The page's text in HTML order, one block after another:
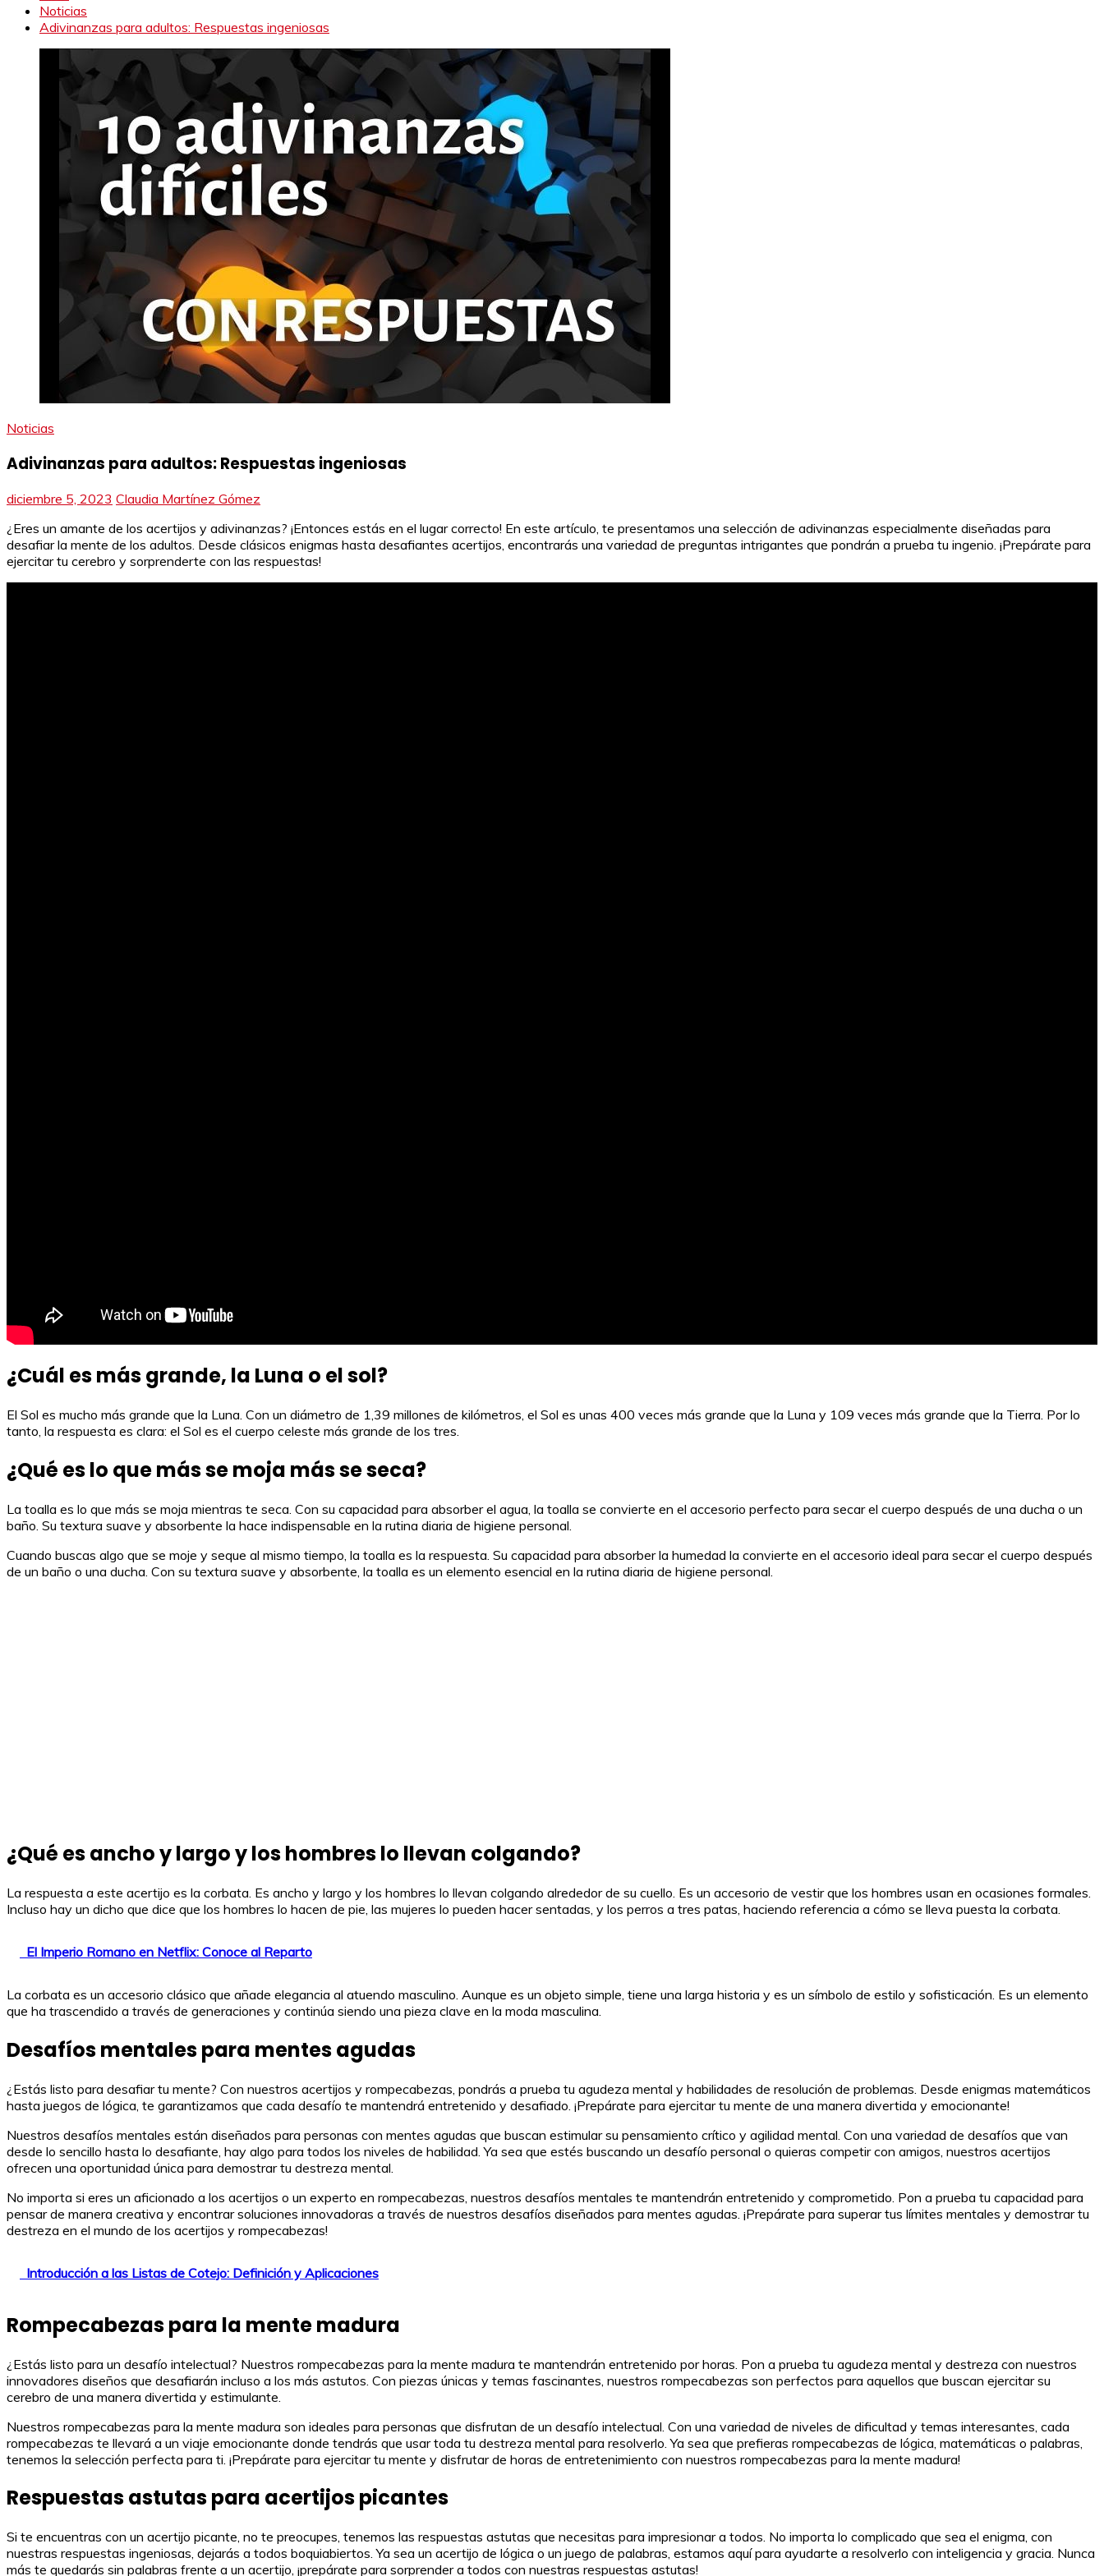
Noticias
Adivinanzas para adultos: Respuestas ingeniosas
Noticias
Adivinanzas para adultos: Respuestas ingeniosas
diciembre 5, 2023 Claudia Martínez Gómez
¿Eres un amante de los acertijos y adivinanzas? ¡Entonces estás en el lugar correcto! En este artículo, te presentamos una selección de adivinanzas especialmente diseñadas para
desafiar la mente de los adultos. Desde clásicos enigmas hasta desafiantes acertijos, encontrarás una variedad de preguntas intrigantes que pondrán a prueba tu ingenio. ¡Prepárate para
ejercitar tu cerebro y sorprenderte con las respuestas!
¿Cuál es más grande, la Luna o el sol?
El Sol es mucho más grande que la Luna. Con un diámetro de 1,39 millones de kilómetros, el Sol es unas 400 veces más grande que la Luna y 109 veces más grande que la Tierra. Por lo
tanto, la respuesta es clara: el Sol es el cuerpo celeste más grande de los tres.
¿Qué es lo que más se moja más se seca?
La toalla es lo que más se moja mientras te seca. Con su capacidad para absorber el agua, la toalla se convierte en el accesorio perfecto para secar el cuerpo después de una ducha o un
baño. Su textura suave y absorbente la hace indispensable en la rutina diaria de higiene personal.
Cuando buscas algo que se moje y seque al mismo tiempo, la toalla es la respuesta. Su capacidad para absorber la humedad la convierte en el accesorio ideal para secar el cuerpo después
de un baño o una ducha. Con su textura suave y absorbente, la toalla es un elemento esencial en la rutina diaria de higiene personal.
¿Qué es ancho y largo y los hombres lo llevan colgando?
La respuesta a este acertijo es la corbata. Es ancho y largo y los hombres lo llevan colgando alrededor de su cuello. Es un accesorio de vestir que los hombres usan en ocasiones formales.
Incluso hay un dicho que dice que los hombres lo hacen de pie, las mujeres lo pueden hacer sentadas, y los perros a tres patas, haciendo referencia a cómo se lleva puesta la corbata.
El Imperio Romano en Netflix: Conoce al Reparto
La corbata es un accesorio clásico que añade elegancia al atuendo masculino. Aunque es un objeto simple, tiene una larga historia y es un símbolo de estilo y sofisticación. Es un elemento
que ha trascendido a través de generaciones y continúa siendo una pieza clave en la moda masculina.
Desafíos mentales para mentes agudas
¿Estás listo para desafiar tu mente? Con nuestros acertijos y rompecabezas, pondrás a prueba tu agudeza mental y habilidades de resolución de problemas. Desde enigmas matemáticos
hasta juegos de lógica, te garantizamos que cada desafío te mantendrá entretenido y desafiado. ¡Prepárate para ejercitar tu mente de una manera divertida y emocionante!
Nuestros desafíos mentales están diseñados para personas con mentes agudas que buscan estimular su pensamiento crítico y agilidad mental. Con una variedad de desafíos que van
desde lo sencillo hasta lo desafiante, hay algo para todos los niveles de habilidad. Ya sea que estés buscando un desafío personal o quieras competir con amigos, nuestros acertijos
ofrecen una oportunidad única para demostrar tu destreza mental.
No importa si eres un aficionado a los acertijos o un experto en rompecabezas, nuestros desafíos mentales te mantendrán entretenido y comprometido. Pon a prueba tu capacidad para
pensar de manera creativa y encontrar soluciones innovadoras a través de nuestros desafíos diseñados para mentes agudas. ¡Prepárate para superar tus límites mentales y demostrar tu
destreza en el mundo de los acertijos y rompecabezas!
Introducción a las Listas de Cotejo: Definición y Aplicaciones
Rompecabezas para la mente madura
¿Estás listo para un desafío intelectual? Nuestros rompecabezas para la mente madura te mantendrán entretenido por horas. Pon a prueba tu agudeza mental y destreza con nuestros
innovadores diseños que desafiarán incluso a los más astutos. Con piezas únicas y temas fascinantes, nuestros rompecabezas son perfectos para aquellos que buscan ejercitar su
cerebro de una manera divertida y estimulante.
Nuestros rompecabezas para la mente madura son ideales para personas que disfrutan de un desafío intelectual. Con una variedad de niveles de dificultad y temas interesantes, cada
rompecabezas te llevará a un viaje emocionante donde tendrás que usar toda tu destreza mental para resolverlo. Ya sea que prefieras rompecabezas de lógica, matemáticas o palabras,
tenemos la selección perfecta para ti. ¡Prepárate para ejercitar tu mente y disfrutar de horas de entretenimiento con nuestros rompecabezas para la mente madura!
Respuestas astutas para acertijos picantes
Si te encuentras con un acertijo picante, no te preocupes, tenemos las respuestas astutas que necesitas para impresionar a todos. No importa lo complicado que sea el enigma, con
nuestras respuestas ingeniosas, dejarás a todos boquiabiertos. Ya sea un acertijo de lógica o un juego de palabras, estamos aquí para ayudarte a resolverlo con inteligencia y gracia. Nunca
más te quedarás sin palabras frente a un acertijo, ¡prepárate para sorprender a todos con nuestras respuestas astutas!